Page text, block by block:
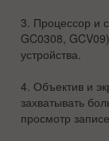
3. Процессор и
GC0308,
устройства.
4. Объектив и
захватывать
просмотр